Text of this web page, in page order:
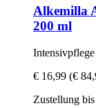
Alkemilla
200 ml
€ 16,99 (€
Zustellung